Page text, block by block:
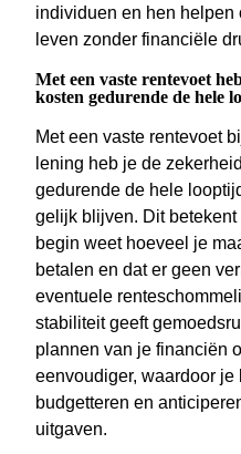
individuen en hen helpen
leven zonder financiële
Met een vaste rentevoet
kosten gedurende de hele
Met een vaste rentevoet
lening heb je de
gedurende de hele
gelijk blijven. Dit betekent
begin weet hoeveel je
betalen en dat er geen
eventuele
stabiliteit geeft
plannen van je financiën
eenvoudiger, waardoor je
budgetteren en
uitgaven.